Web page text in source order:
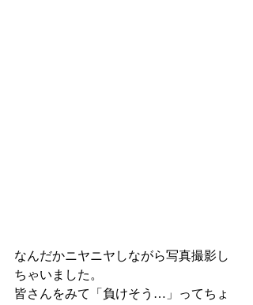
なんだかニヤニヤしながら写真撮影し
ちゃいました。
皆さんをみて「負けそう…」ってちょ